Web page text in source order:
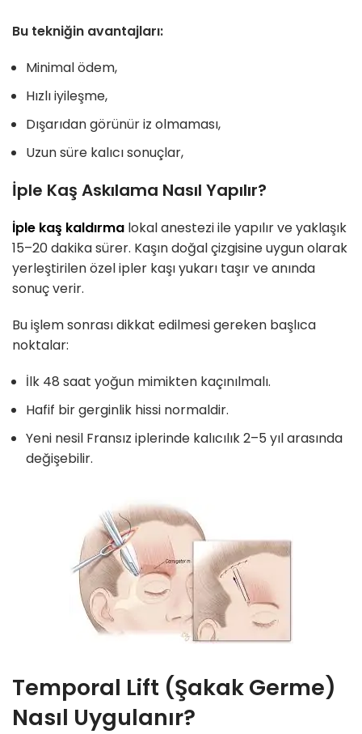
Bu tekniğin avantajları:
Minimal ödem,
Hızlı iyileşme,
Dışarıdan görünür iz olmaması,
Uzun süre kalıcı sonuçlar,
İple Kaş Askılama Nasıl Yapılır?
İple kaş kaldırma lokal anestezi ile yapılır ve yaklaşık
15–20 dakika sürer. Kaşın doğal çizgisine uygun olarak
yerleştirilen özel ipler kaşı yukarı taşır ve anında
sonuç verir.
Bu işlem sonrası dikkat edilmesi gereken başlıca
noktalar:
İlk 48 saat yoğun mimikten kaçınılmalı.
Hafif bir gerginlik hissi normaldir.
Yeni nesil Fransız iplerinde kalıcılık 2–5 yıl arasında
değişebilir.
Temporal Lift (Şakak Germe)
Nasıl Uygulanır?